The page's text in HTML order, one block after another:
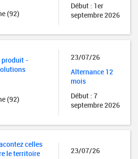
(92)
Début : 1er
septembre 2026
produit -
(92)
23/07/26
Alternance 12
mois
Début : 7
septembre 2026
celles
le territoire
23/07/26